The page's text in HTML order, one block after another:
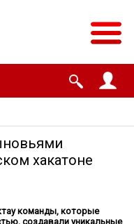
хакатоне
команды, которые
создавали уникальные